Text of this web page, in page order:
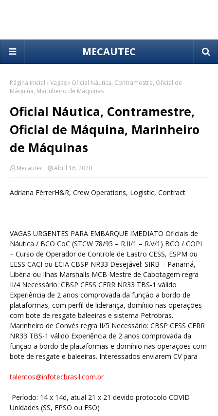
MECAUTEC
Página inicial Vagas
Oficial Náutica, Contramestre, Oficial de
Máquina, Marinheiro de Máquinas
Oficial Náutica, Contramestre,
Oficial de Máquina, Marinheiro
de Máquinas
Mecautec Abril 16, 2020
Adriana FérrerH&R, Crew Operations, Logistic, Contract
VAGAS URGENTES PARA EMBARQUE IMEDIATO Oficiais de
Náutica / BCO CoC (STCW 78/95 – R.II/1 – R.V/1) BCO / COPL
– Curso de Operador de Controle de Lastro CESS, ESPM ou
EESS CACI ou ECIA CBSP NR33 Desejável: SIRB – Panamá,
Libéria ou Ilhas Marshalls MCB Mestre de Cabotagem regra
II/4 Necessário: CBSP CESS CERR NR33 TBS-1 válido
Experiência de 2 anos comprovada da função a bordo de
plataformas, com perfil de liderança, domínio nas operações
com bote de resgate baleeiras e sistema Petrobras.
Marinheiro de Convés regra II/5 Necessário: CBSP CESS CERR
NR33 TBS-1 válido Experiência de 2 anos comprovada da
função a bordo de plataformas e domínio nas operações com
bote de resgate e baleeiras. Interessados enviarem CV para
talentos@infotecbrasil.com.br
Período: 14 x 14d, atual 21 x 21 devido protocolo COVID
Unidades (SS, FPSO ou FSO)